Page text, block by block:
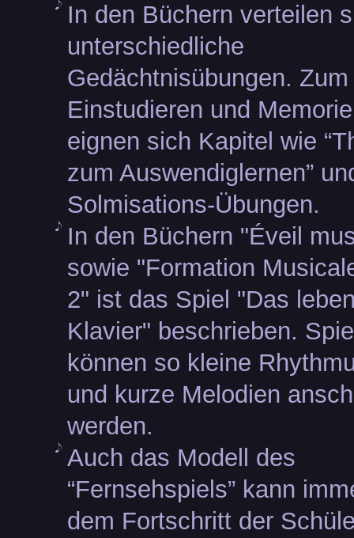
In den Büchern verteilen
unterschiedliche
Gedächtnisübungen. Zum
Einstudieren und
eignen sich Kapitel wie
zum Auswendiglernen”
Solmisations-Übungen.
In den Büchern "Éveil
sowie "Formation
2" ist das Spiel "Das
Klavier" beschrieben.
können so kleine
und kurze Melodien
werden.
Auch das Modell des
“Fernsehspiels” kann
dem Fortschritt der